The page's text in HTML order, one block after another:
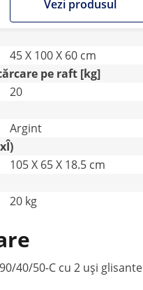
Vezi produsul
45 X 100 X 60 cm
pe raft [kg]
20
Argint
105 X 65 X 18.5 cm
20 kg
40/50-C cu 2 uși glisante